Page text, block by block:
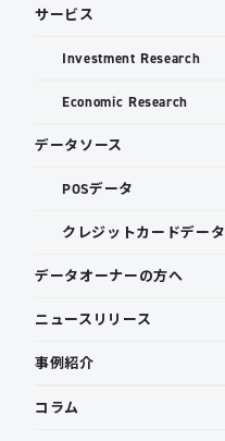
サービス
Investment Research
Economic Research
データソース
POSデータ
クレジットカードデータ
データオーナーの方へ
ニュースリリース
事例紹介
コラム